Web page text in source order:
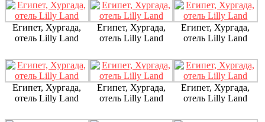
Египет, Хургада,
отель Lilly Land
Египет, Хургада,
отель Lilly Land
Египет, Хургада,
отель Lilly Land
Египет, Хургада,
отель Lilly Land
Египет, Хургада,
отель Lilly Land
Египет, Хургада,
отель Lilly Land